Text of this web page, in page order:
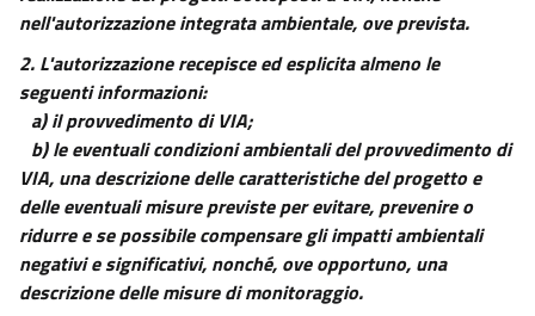
12
13
14
15
16
17
18
TITOLO III
nell'autorizzazione integrata ambientale, ove prevista.
2. L'autorizzazione recepisce ed esplicita almeno le
seguenti informazioni:
a) il provvedimento di VIA;
b) le eventuali condizioni ambientali del provvedimento di
VIA, una descrizione delle caratteristiche del progetto e
delle eventuali misure previste per evitare, prevenire o
ridurre e se possibile compensare gli impatti ambientali
negativi e significativi, nonché, ove opportuno, una
descrizione delle misure di monitoraggio.